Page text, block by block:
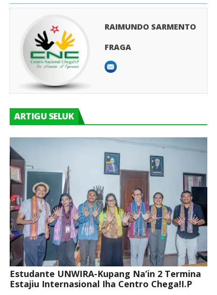
RAIMUNDO SARMENTO
FRAGA
ARTIGU SELUK
Estudante UNWIRA-Kupang Na’in 2 Termina
Estajiu Internasional Iha Centro Chega!I.P